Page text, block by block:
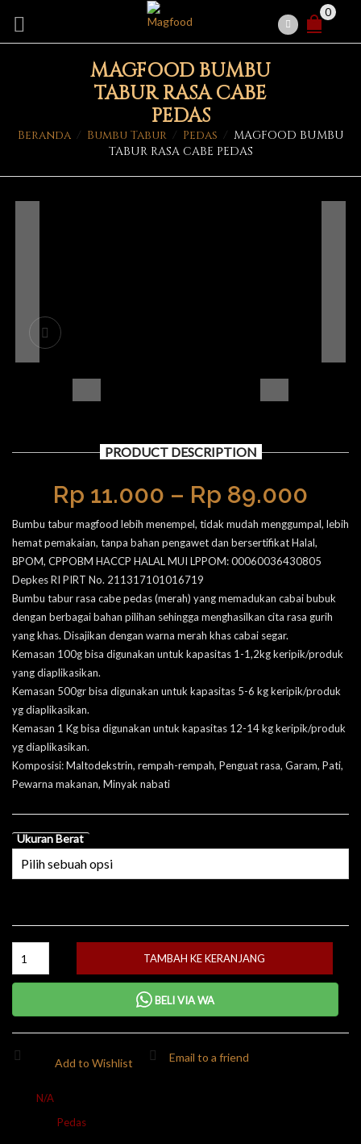
0
MAGFOOD BUMBU
TABUR RASA CABE
PEDAS
Beranda / Bumbu Tabur / Pedas / MAGFOOD BUMBU
TABUR RASA CABE PEDAS
PRODUCT DESCRIPTION
Rp 11.000 – Rp 89.000
Bumbu tabur magfood lebih menempel, tidak mudah menggumpal, lebih
hemat pemakaian, tanpa bahan pengawet dan bersertifikat Halal,
BPOM, CPPOBM HACCP HALAL MUI LPPOM: 00060036430805
Depkes RI PIRT No. 211317101016719
Bumbu tabur rasa cabe pedas (merah) yang memadukan cabai bubuk
dengan berbagai bahan pilihan sehingga menghasilkan cita rasa gurih
yang khas. Disajikan dengan warna merah khas cabai segar.
Kemasan 100g bisa digunakan untuk kapasitas 1-1,2kg keripik/produk
yang diaplikasikan.
Kemasan 500gr bisa digunakan untuk kapasitas 5-6 kg keripik/produk
yg diaplikasikan.
Kemasan 1 Kg bisa digunakan untuk kapasitas 12-14 kg keripik/produk
yg diaplikasikan.
Komposisi: Maltodekstrin, rempah-rempah, Penguat rasa, Garam, Pati,
Pewarna makanan, Minyak nabati
Ukuran Berat
TAMBAH KE KERANJANG
BELI VIA WA
Add to Wishlist Email to a friend
N/A
Pedas